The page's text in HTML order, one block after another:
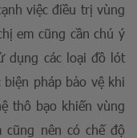
việc điều trị vùng
em cũng cần chú ý
dụng các loại đồ lót
pháp bảo vệ khi
thô bạo khiến vùng
nên có chế độ